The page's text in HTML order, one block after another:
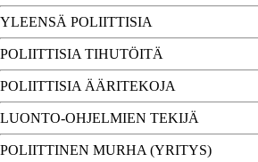
YLEENSÄ POLIITTISIA
POLIITTISIA TIHUTÖITÄ
POLIITTISIA ÄÄRITEKOJA
LUONTO-OHJELMIEN TEKIJÄ
POLIITTINEN MURHA (YRITYS)